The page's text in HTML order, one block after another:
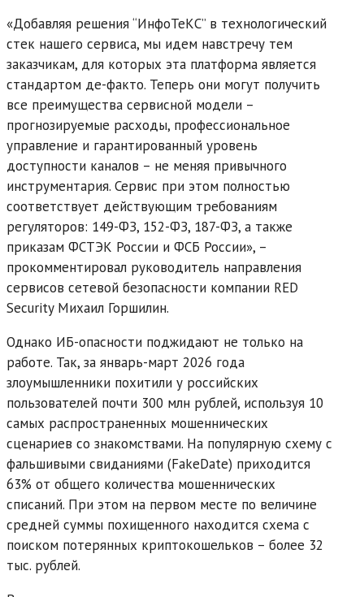
«Добавляя решения “ИнфоТеКС” в технологический
стек нашего сервиса, мы идем навстречу тем
заказчикам, для которых эта платформа является
стандартом де-факто. Теперь они могут получить
все преимущества сервисной модели –
прогнозируемые расходы, профессиональное
управление и гарантированный уровень
доступности каналов – не меняя привычного
инструментария. Сервис при этом полностью
соответствует действующим требованиям
регуляторов: 149-ФЗ, 152-ФЗ, 187-ФЗ, а также
приказам ФСТЭК России и ФСБ России», –
прокомментировал руководитель направления
сервисов сетевой безопасности компании RED
Security Михаил Горшилин.
Однако ИБ-опасности поджидают не только на
работе. Так, за январь-март 2026 года
злоумышленники похитили у российских
пользователей почти 300 млн рублей, используя 10
самых распространенных мошеннических
сценариев со знакомствами. На популярную схему с
фальшивыми свиданиями (FakeDate) приходится
63% от общего количества мошеннических
списаний. При этом на первом месте по величине
средней суммы похищенного находится схема с
поиском потерянных криптокошельков – более 32
тыс. рублей.